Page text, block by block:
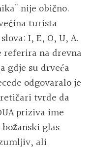
nije obično.
turista
I, E, O, U, A.
referira na drevna
gdje su drveća
odgovaralo je
tvrde da
priziva ime
glas
ali